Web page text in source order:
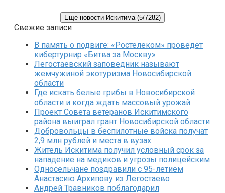
Еще новости Искитима (5/7282)
Свежие записи
В память о подвиге: «Ростелеком» проведет
кибертурнир «Битва за Москву»
Легостаевский заповедник называют
жемчужиной экотуризма Новосибирской
области
Где искать белые грибы в Новосибирской
области и когда ждать массовый урожай
Проект Совета ветеранов Искитимского
района выиграл грант Новосибирской области
Добровольцы в беспилотные войска получат
2,9 млн рублей и места в вузах
Житель Искитима получил условный срок за
нападение на медиков и угрозы полицейским
Односельчане поздравили с 95-летием
Анастасию Архипову из Легостаево
Андрей Травников поблагодарил